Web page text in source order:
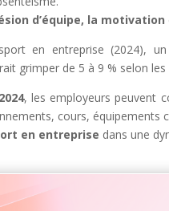
d’équipe, la motivation
sport en entreprise (2024),
grimper de 5 à 9 % selon les
, les employeurs peuvent
cours, équipements
en entreprise dans une